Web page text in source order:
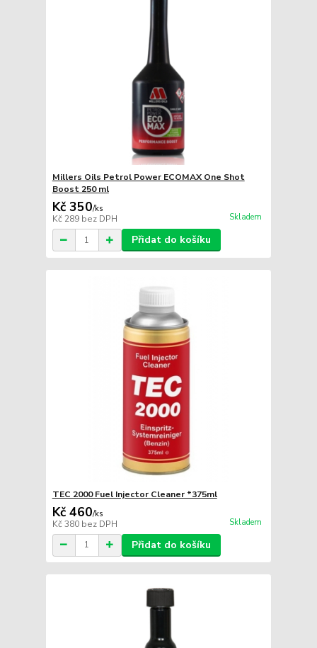
Millers Oils Petrol Power ECOMAX One Shot
Boost 250 ml
Kč 350/ks
Kč 289 bez DPH Skladem
Přidat do košíku
TEC 2000 Fuel Injector Cleaner *375ml
Kč 460/ks
Kč 380 bez DPH Skladem
Přidat do košíku